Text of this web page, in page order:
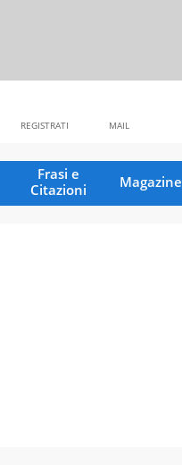
MAIL
REGISTRATI
Frasi e
Citazioni
Magazine